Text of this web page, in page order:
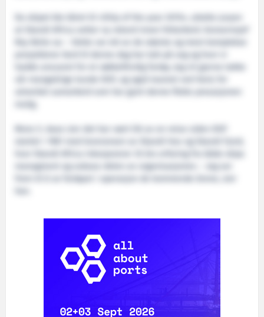
Da skipet ble kåret til «Ship of the year 2015», uttalte juryen
at Skandi Africa setter ny rekord innen feltarbeid. Konsernsjef
Roy Reite sa: – Dette var ett av de største og mest komplekse
prosjektene Vard til denne dag har tatt på seg og hvor vi
hadde ansvaret for et nøkkelferdig fartøy. Jeg vil gjerne takke
vår mangeårige kunde DOF, og også teamet ved Vard, for
utmerket samarbeid som har gjort denne flotte presasjonen
mulig.
Mons S. Aase sier det har vært litt av en reise siden DOF
startet i 1981 med leveransen av Skandi Hav og Skandi Fjord,
hvor Skandi Africa inkorporerer 35 års erfaring fra både skips
managment og subsea-delen av organisasjonen. – Jeg ser
frem til å se fartøyet i operasjon de kommende årene, sier